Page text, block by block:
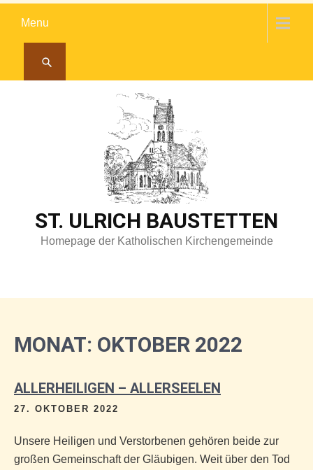
Menu
ST. ULRICH BAUSTETTEN
Homepage der Katholischen Kirchengemeinde
MONAT: OKTOBER 2022
ALLERHEILIGEN – ALLERSEELEN
27. OKTOBER 2022
Unsere Heiligen und Verstorbenen gehören beide zur
großen Gemeinschaft der Gläubigen. Weit über den Tod